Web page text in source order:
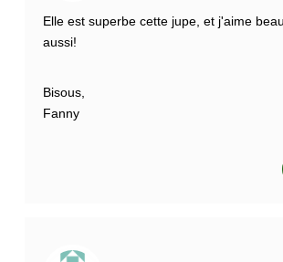
Elle est superbe cette jupe, et j'aime
aussi!
Bisous,
Fanny